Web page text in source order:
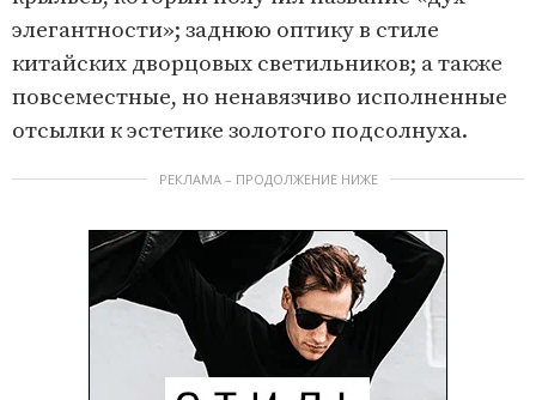
o
f
6
элегантности»; заднюю оптику в стиле
китайских дворцовых светильников; а также
повсеместные, но ненавязчиво исполненные
отсылки к эстетике золотого подсолнуха.
РЕКЛАМА – ПРОДОЛЖЕНИЕ НИЖЕ